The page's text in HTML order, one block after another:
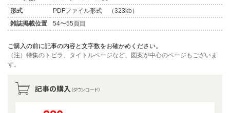
形式
PDFファイル形式 （323kb）
雑誌掲載位置
54〜55頁目
ご購入の前に記事の内容と文字数をお確かめください。
（注）特集のトビラ、タイトルページなど、図案が中心のページもございま
す。
記事の購入 （ダウンロード）